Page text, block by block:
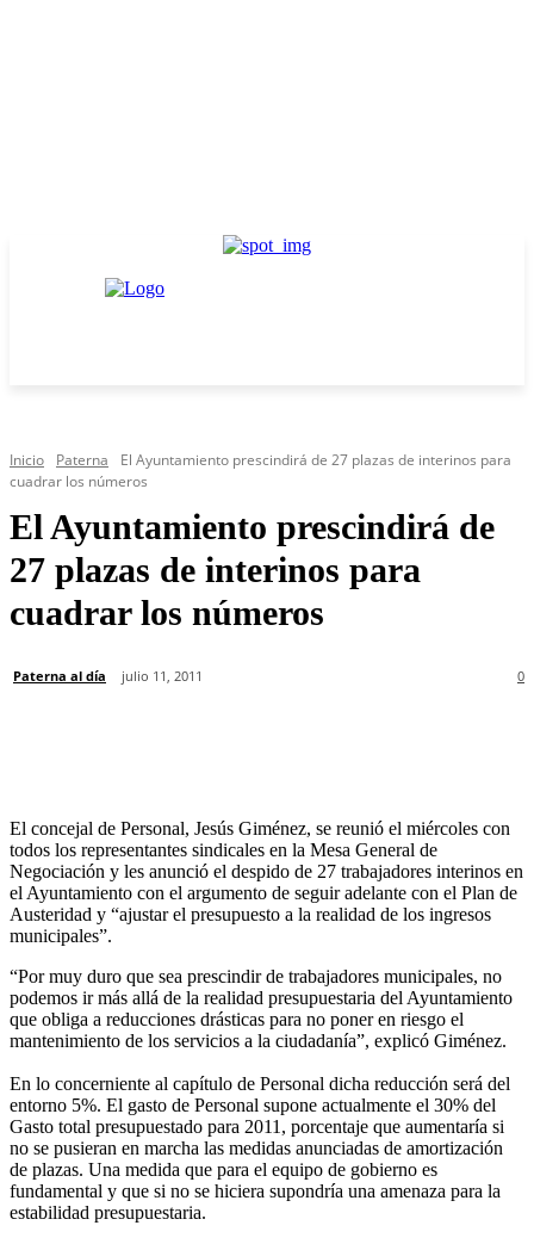
Inicio Paterna
El Ayuntamiento prescindirá de 27 plazas de interinos para
cuadrar los números
El Ayuntamiento prescindirá de
27 plazas de interinos para
cuadrar los números
Paterna al día julio 11, 2011 0
El concejal de Personal, Jesús Giménez, se reunió el miércoles con
todos los representantes sindicales en la Mesa General de
Negociación y les anunció el despido de 27 trabajadores interinos en
el Ayuntamiento con el argumento de seguir adelante con el Plan de
Austeridad y “ajustar el presupuesto a la realidad de los ingresos
municipales”.
“Por muy duro que sea prescindir de trabajadores municipales, no
podemos ir más allá de la realidad presupuestaria del Ayuntamiento
que obliga a reducciones drásticas para no poner en riesgo el
mantenimiento de los servicios a la ciudadanía”, explicó Giménez.
En lo concerniente al capítulo de Personal dicha reducción será del
entorno 5%. El gasto de Personal supone actualmente el 30% del
Gasto total presupuestado para 2011, porcentaje que aumentaría si
no se pusieran en marcha las medidas anunciadas de amortización
de plazas. Una medida que para el equipo de gobierno es
fundamental y que si no se hiciera supondría una amenaza para la
estabilidad presupuestaria.